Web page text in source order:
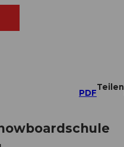
PDF
Teilen